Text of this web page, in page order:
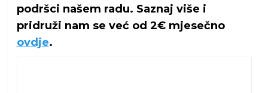
podršci našem radu. Saznaj više i
pridruži nam se već od 2€ mjesečno
ovdje.